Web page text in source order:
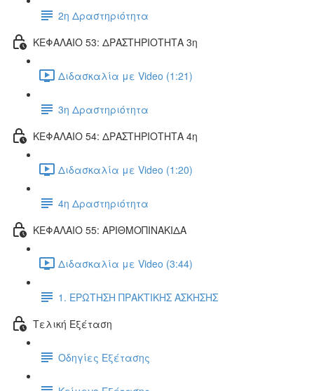
2η Δραστηριότητα
ΚΕΦΑΛΑΙΟ 53: ΔΡΑΣΤΗΡΙΟΤΗΤΑ 3η
Διδασκαλία με Video (1:21)
3η Δραστηριότητα
ΚΕΦΑΛΑΙΟ 54: ΔΡΑΣΤΗΡΙΟΤΗΤΑ 4η
Διδασκαλία με Video (1:20)
4η Δραστηριότητα
ΚΕΦΑΛΑΙΟ 55: ΑΡΙΘΜΟΠΙΝΑΚΙΔΑ
Διδασκαλία με Video (3:44)
1. ΕΡΩΤΗΣΗ ΠΡΑΚΤΙΚΗΣ ΑΣΚΗΣΗΣ
Τελική Εξέταση
Οδηγίες Εξέτασης